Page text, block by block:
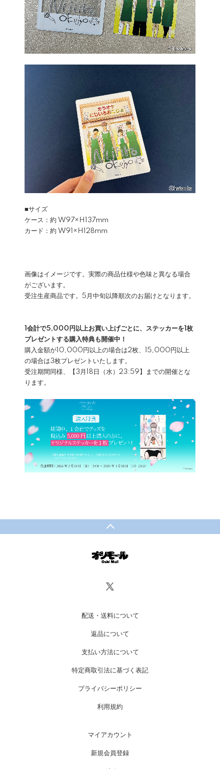
■サイズ
ケース：約 W97×H137mm
カード：約 W91×H128mm
画像はイメージです。実際の商品仕様や色味と異なる場合
がございます。
受注生産商品です。5月中旬以降順次のお届けとなります。
1会計で5,000円以上お買い上げごとに、ステッカーを1枚
プレゼントする購入特典も開催中！
購入金額が10,000円以上の場合は2枚、15,000円以上
の場合は3枚プレゼントいたします。
受注期間同様、【3月18日（水）23:59】までの開催とな
ります。
配送・送料について
返品について
支払い方法について
特定商取引法に基づく表記
プライバシーポリシー
利用規約
マイアカウント
新規会員登録